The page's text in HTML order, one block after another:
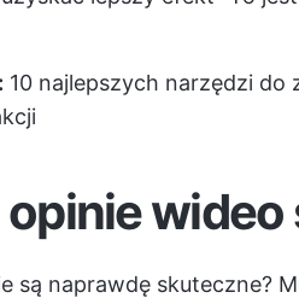
10 najlepszych narzędzi do
wideo
są naprawdę skuteczne?